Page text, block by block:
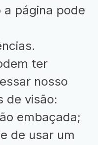
página pode
ter
nosso
de visão:
embaçada;
de usar um